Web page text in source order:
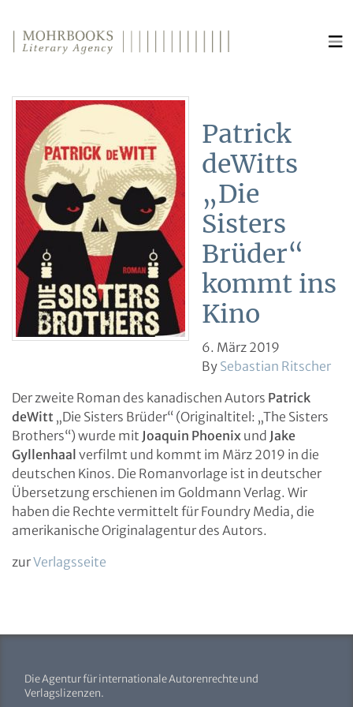
Patrick
deWitts
„Die
Sisters
Brüder“
kommt ins
Kino
6. März 2019
By Sebastian Ritscher
Der zweite Roman des kanadischen Autors Patrick
deWitt „Die Sisters Brüder“ (Originaltitel: „The Sisters
Brothers“) wurde mit Joaquin Phoenix und Jake
Gyllenhaal verfilmt und kommt im März 2019 in die
deutschen Kinos. Die Romanvorlage ist in deutscher
Übersetzung erschienen im Goldmann Verlag. Wir
haben die Rechte vermittelt für Foundry Media, die
amerikanische Originalagentur des Autors.
zurVerlagsseite
Die Agentur für internationale Autorenrechte und
Verlagslizenzen.